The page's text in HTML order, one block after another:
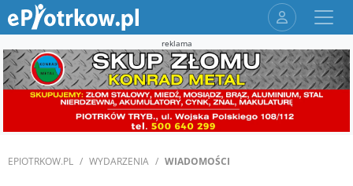
reklama
EPIOTRKOW.PL WYDARZENIA WIADOMOŚCI